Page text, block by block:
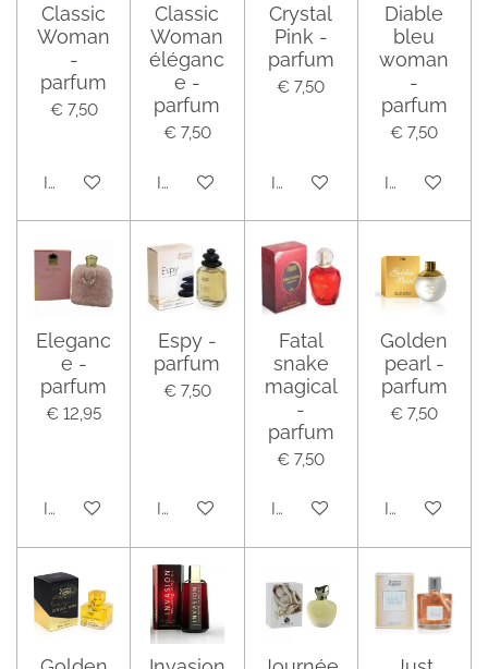
Classic
Woman
-
parfum
€ 7,50
In winkelwagen
Classic
Woman
éléganc
e -
parfum
€ 7,50
In winkelwagen
Crystal
Pink -
parfum
€ 7,50
In winkelwagen
Diable
bleu
woman
-
parfum
€ 7,50
In
Eleganc
e -
parfum
€ 12,95
In winkelwagen
Espy -
parfum
€ 7,50
In winkelwagen
Fatal
snake
magical
-
parfum
€ 7,50
In winkelwagen
Golden
pearl -
parfum
€ 7,50
In